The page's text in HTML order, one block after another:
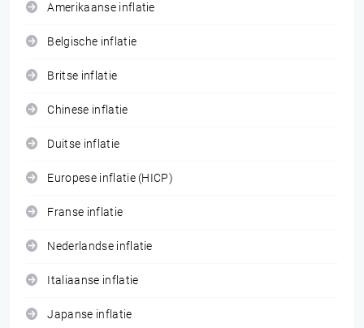
Amerikaanse inflatie
Belgische inflatie
Britse inflatie
Chinese inflatie
Duitse inflatie
Europese inflatie (HICP)
Franse inflatie
Nederlandse inflatie
Italiaanse inflatie
Japanse inflatie